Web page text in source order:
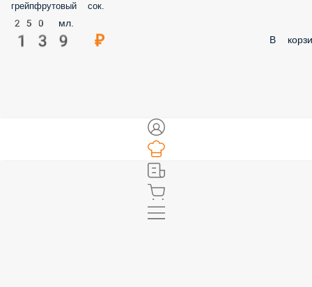
грейпфрутовый сок.
250 мл.
139 ₽ В